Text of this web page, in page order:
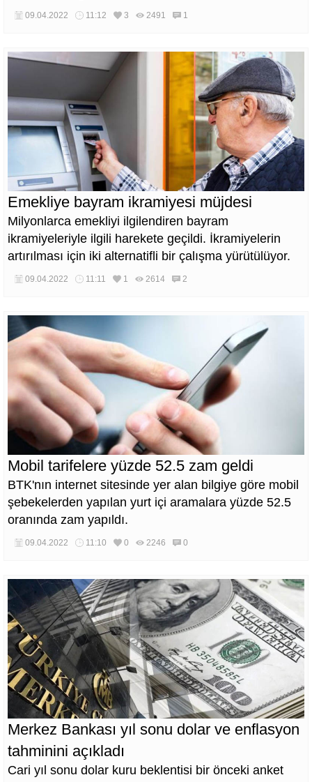
09.04.2022 11:12 3 2491 1
Emekliye bayram ikramiyesi müjdesi
Milyonlarca emekliyi ilgilendiren bayram
ikramiyeleriyle ilgili harekete geçildi. İkramiyelerin
artırılması için iki alternatifli bir çalışma yürütülüyor.
09.04.2022 11:11 1 2614 2
Mobil tarifelere yüzde 52.5 zam geldi
BTK'nın internet sitesinde yer alan bilgiye göre mobil
şebekelerden yapılan yurt içi aramalara yüzde 52.5
oranında zam yapıldı.
09.04.2022 11:10 0 2246 0
Merkez Bankası yıl sonu dolar ve enflasyon
tahminini açıkladı
Cari yıl sonu dolar kuru beklentisi bir önceki anket